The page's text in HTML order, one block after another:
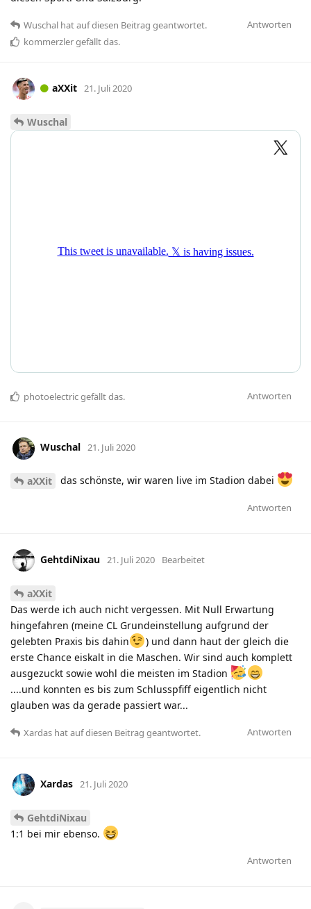
Antworten
Wuschal hatauf diesen Beitrag geantwortet.
kommerzlergefällt das.
aXXit 21. Juli 2020
Wuschal
Antworten
photoelectricgefällt das.
Wuschal 21. Juli 2020
aXXit das schönste, wir waren live im Stadion dabei
Antworten
GehtdiNixau 21. Juli 2020 Bearbeitet
aXXit
Das werde ich auch nicht vergessen. Mit Null Erwartung
hingefahren (meine CL Grundeinstellung aufgrund der
gelebten Praxis bis dahin
) und dann haut der gleich die
erste Chance eiskalt in die Maschen. Wir sind auch komplett
ausgezuckt sowie wohl die meisten im Stadion
....und konnten es bis zum Schlusspfiff eigentlich nicht
glauben was da gerade passiert war...
Antworten
Xardas hatauf diesen Beitrag geantwortet.
Xardas 21. Juli 2020
GehtdiNixau
1:1 bei mir ebenso.
Antworten